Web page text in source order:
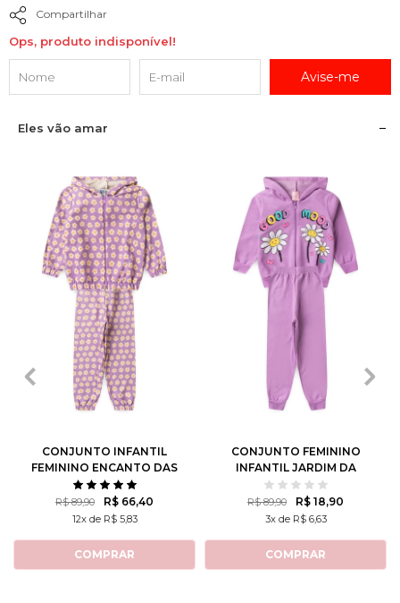
Compartilhar
Ops, produto indisponível!
Avise-me
Eles vão amar
3 4
10 12
CONJUNTO INFANTIL
FEMININO ENCANTO DAS
MARGARIDAS
R$ 89,90 R$ 66,40
12x de R$ 5,83
COMPRAR
3
CONJUNTO FEMININO
INFANTIL JARDIM DA
ALEGRIA
R$ 89,90 R$ 18,90
3x de R$ 6,63
COMPRAR